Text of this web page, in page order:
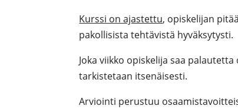
Kurssi on ajastettu, opiskelijan
pakollisista tehtävistä hyväksytysti.
Joka viikko opiskelija saa
tarkistetaan itsenäisesti.
Arviointi perustuu